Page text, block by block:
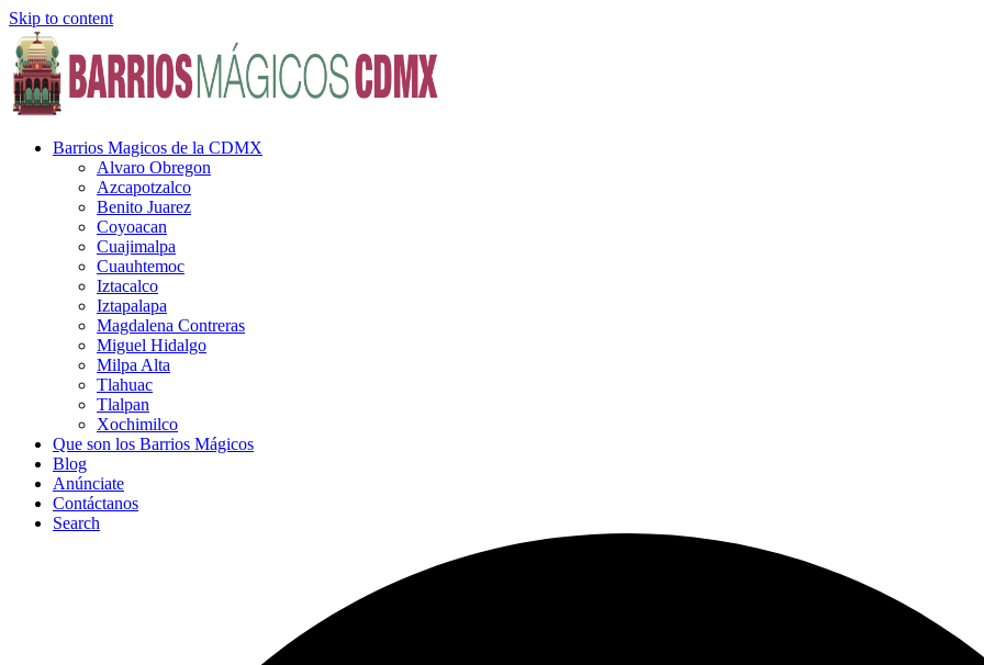
Skip to content
Barrios Magicos de la CDMX
Alvaro Obregon
Azcapotzalco
Benito Juarez
Coyoacan
Cuajimalpa
Cuauhtemoc
Iztacalco
Iztapalapa
Magdalena Contreras
Miguel Hidalgo
Milpa Alta
Tlahuac
Tlalpan
Xochimilco
Que son los Barrios Mágicos
Blog
Anúnciate
Contáctanos
Search